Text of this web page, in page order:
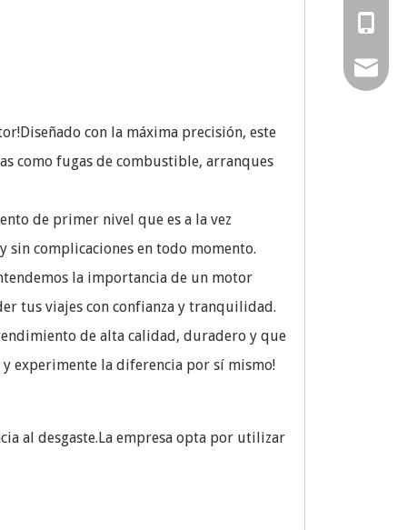
con la máxima precisión, este
como fugas de combustible, arranques
de primer nivel que es a la vez
sin complicaciones en todo momento.
la importancia de un motor
tus viajes con confianza y tranquilidad.
de alta calidad, duradero y que
experimente la diferencia por sí mismo!
al desgaste.La empresa opta por utilizar
0086-